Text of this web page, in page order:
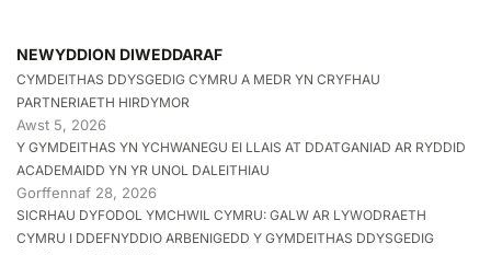
NEWYDDION DIWEDDARAF
CYMDEITHAS DDYSGEDIG CYMRU A MEDR YN CRYFHAU
PARTNERIAETH HIRDYMOR
Awst 5, 2026
Y GYMDEITHAS YN YCHWANEGU EI LLAIS AT DDATGANIAD AR RYDDID
ACADEMAIDD YN YR UNOL DALEITHIAU
Gorffennaf 28, 2026
SICRHAU DYFODOL YMCHWIL CYMRU: GALW AR LYWODRAETH
CYMRU I DDEFNYDDIO ARBENIGEDD Y GYMDEITHAS DDYSGEDIG